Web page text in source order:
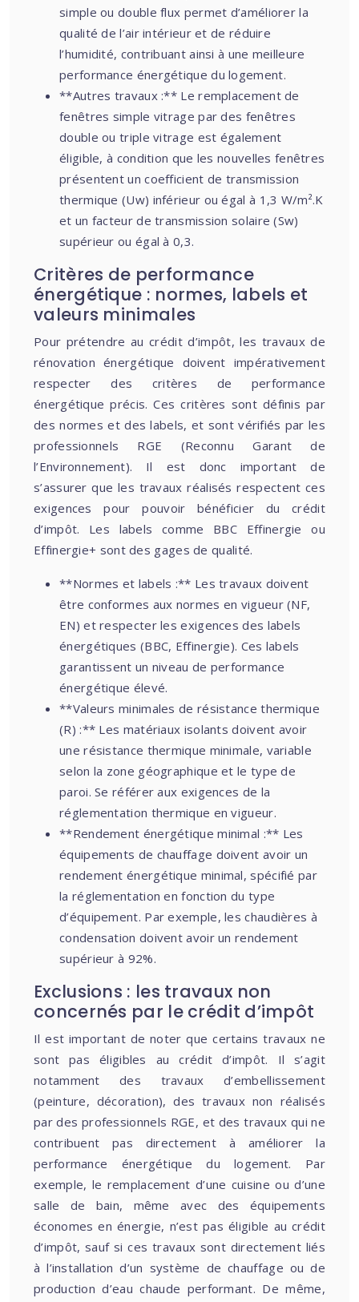
simple ou double flux permet d’améliorer la
qualité de l’air intérieur et de réduire
l’humidité, contribuant ainsi à une meilleure
performance énergétique du logement.
**Autres travaux :** Le remplacement de
fenêtres simple vitrage par des fenêtres
double ou triple vitrage est également
éligible, à condition que les nouvelles fenêtres
présentent un coefficient de transmission
thermique (Uw) inférieur ou égal à 1,3 W/m².K
et un facteur de transmission solaire (Sw)
supérieur ou égal à 0,3.
Critères de performance
énergétique : normes, labels et
valeurs minimales
Pour prétendre au crédit d’impôt, les travaux de
rénovation énergétique doivent impérativement
respecter des critères de performance
énergétique précis. Ces critères sont définis par
des normes et des labels, et sont vérifiés par les
professionnels RGE (Reconnu Garant de
l’Environnement). Il est donc important de
s’assurer que les travaux réalisés respectent ces
exigences pour pouvoir bénéficier du crédit
d’impôt. Les labels comme BBC Effinergie ou
Effinergie+ sont des gages de qualité.
**Normes et labels :** Les travaux doivent
être conformes aux normes en vigueur (NF,
EN) et respecter les exigences des labels
énergétiques (BBC, Effinergie). Ces labels
garantissent un niveau de performance
énergétique élevé.
**Valeurs minimales de résistance thermique
(R) :** Les matériaux isolants doivent avoir
une résistance thermique minimale, variable
selon la zone géographique et le type de
paroi. Se référer aux exigences de la
réglementation thermique en vigueur.
**Rendement énergétique minimal :** Les
équipements de chauffage doivent avoir un
rendement énergétique minimal, spécifié par
la réglementation en fonction du type
d’équipement. Par exemple, les chaudières à
condensation doivent avoir un rendement
supérieur à 92%.
Exclusions : les travaux non
concernés par le crédit d’impôt
Il est important de noter que certains travaux ne
sont pas éligibles au crédit d’impôt. Il s’agit
notamment des travaux d’embellissement
(peinture, décoration), des travaux non réalisés
par des professionnels RGE, et des travaux qui ne
contribuent pas directement à améliorer la
performance énergétique du logement. Par
exemple, le remplacement d’une cuisine ou d’une
salle de bain, même avec des équipements
économes en énergie, n’est pas éligible au crédit
d’impôt, sauf si ces travaux sont directement liés
à l’installation d’un système de chauffage ou de
production d’eau chaude performant. De même,